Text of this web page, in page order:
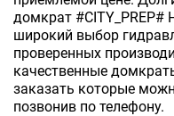
домкрат #CITY_PREP#
широкий выбор
проверенных
качественные
заказать которые
позвонив по телефону.